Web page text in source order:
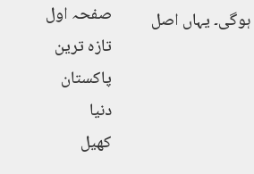
یہاں اصل
صفحہ اول
تازہ ترین
پاکستان
دنیا
کھیل